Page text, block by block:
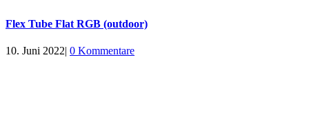
Flex Tube Flat RGB (outdoor)
10. Juni 2022| 0 Kommentare